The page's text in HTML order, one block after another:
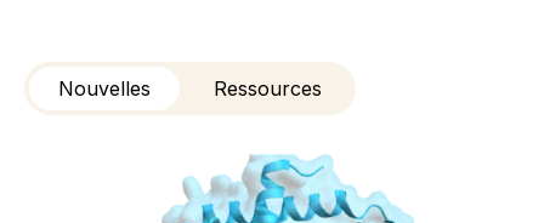
Nouvelles Ressources
Generating a PXR Crystal Structure